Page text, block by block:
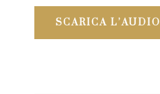
SCARICA L’AUDIO